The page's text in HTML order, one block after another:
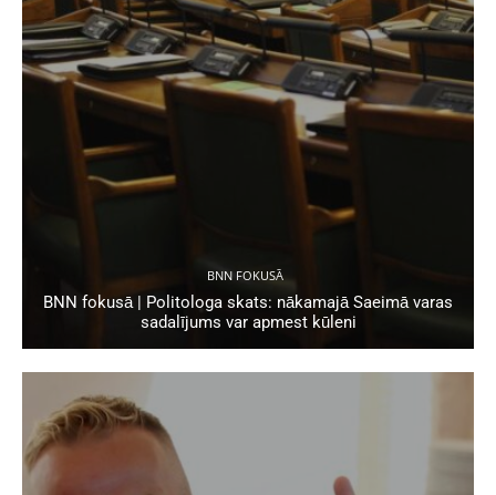
BNN FOKUSĀ
BNN fokusā | Politologa skats: nākamajā Saeimā varas
sadalījums var apmest kūleni